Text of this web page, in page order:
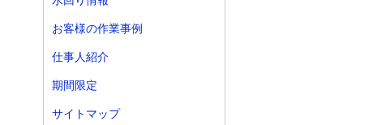
お客様の作業事例
仕事人紹介
期間限定
サイトマップ